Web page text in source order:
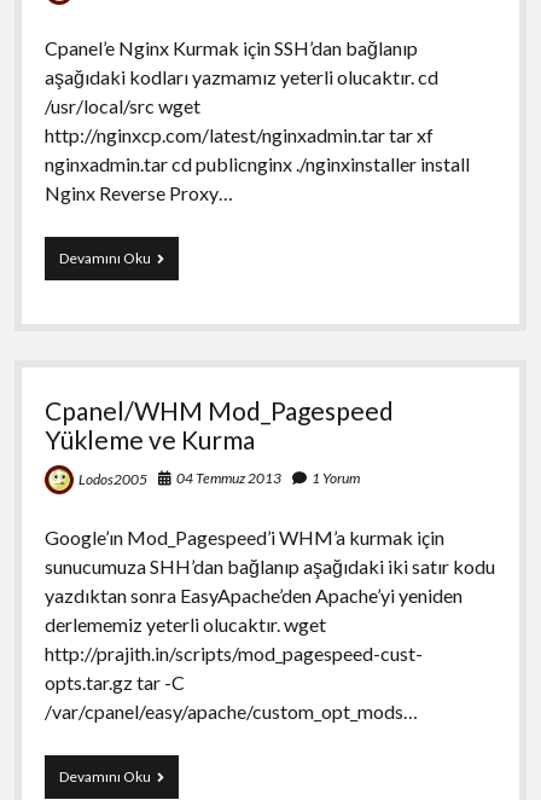
Cpanel’e Nginx Kurmak için SSH’dan bağlanıp
aşağıdaki kodları yazmamız yeterli olucaktır. cd
/usr/local/src wget
http://nginxcp.com/latest/nginxadmin.tar tar xf
nginxadmin.tar cd publicnginx ./nginxinstaller install
Nginx Reverse Proxy…
Devamını OkuCpanel/WHM
Sunucu
Nginx
Cpanel/WHM Mod_Pagespeed
Yükleme ve Kurma
Lodos2005 04 Temmuz 2013 1 Yorum
Google’ın Mod_Pagespeed’i WHM’a kurmak için
sunucumuza SHH’dan bağlanıp aşağıdaki iki satır kodu
yazdıktan sonra EasyApache’den Apache’yi yeniden
derlememiz yeterli olucaktır. wget
http://prajith.in/scripts/mod_pagespeed-cust-
opts.tar.gz tar -C
/var/cpanel/easy/apache/custom_opt_mods…
Devamını OkuCpanel/WHM